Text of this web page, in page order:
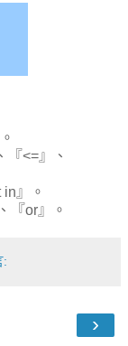
<=』、
』。
『or』。
:
›